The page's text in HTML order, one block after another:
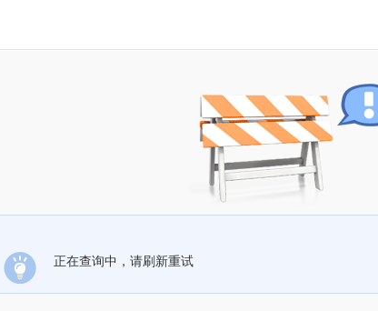
正在查询中，请刷新重试